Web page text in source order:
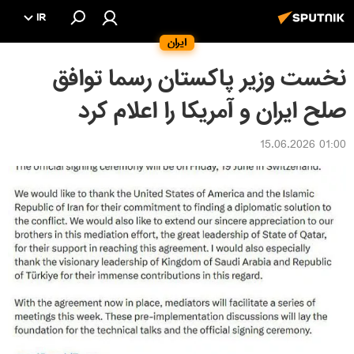
ایران
IR
نخست وزیر پاکستان رسما توافق
صلح ایران و آمریکا را اعلام کرد
01:00 15.06.2026